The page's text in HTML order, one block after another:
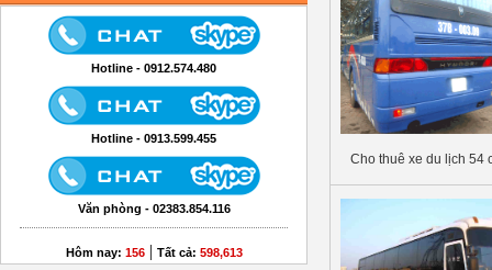
Hotline - 0912.574.480
Hotline - 0913.599.455
Văn phòng - 02383.854.116
Hôm nay: 156| Tất cả: 598,613
Cho thuê xe du lịch 54